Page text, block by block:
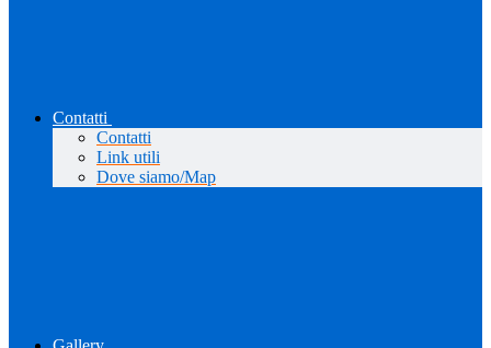
Contatti
Contatti
Link utili
Dove siamo/Map